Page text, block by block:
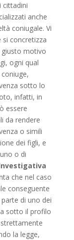
cittadini
anche
coniugale. Vi
concretizza
motivo
ogni qual
sotto lo
infatti, in
essere
da rendere
o simili
dei figli, e
o di
che nel caso
conseguente
di uno dei
sotto il profilo
la legge,